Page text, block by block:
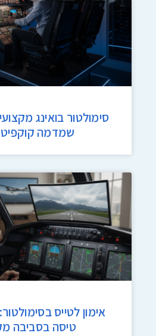
סימולטור בואינג
שמדמה קוקפיט
אימון לטייס
טיסה בסביבה